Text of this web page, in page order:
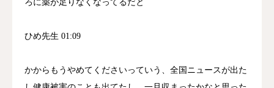
何分かければ原因にまで近づけるのかについ
ろに薬が足りなくなってるだと
ひめ先生 01:09
かからもうやめてくださいっていう、全国ニュースが出た